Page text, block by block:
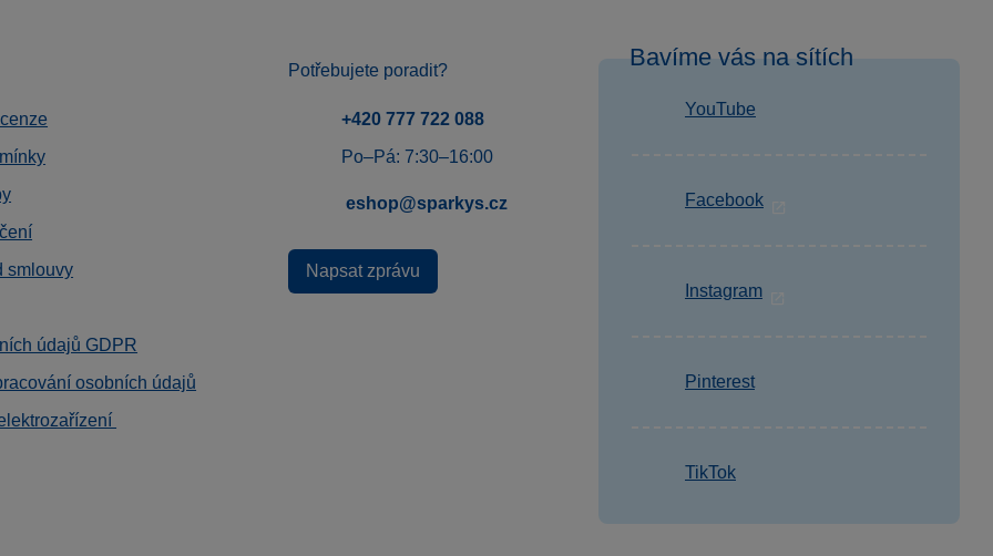
smlouvy
údajů GDPR
osobních údajů
Potřebujete poradit?
+420 777 722 088
Po–Pá: 7:30–16:00
eshop@sparkys.cz
Napsat zprávu
Bavíme vás na sítích
YouTube
Facebook
Instagram
Pinterest
TikTok